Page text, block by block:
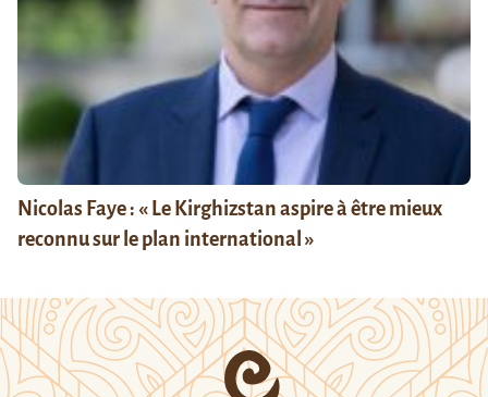
Nicolas Faye : « Le Kirghizstan aspire à être mieux
reconnu sur le plan international »